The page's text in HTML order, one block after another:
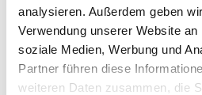
analysieren. Außerdem geben
Verwendung unserer Website
soziale Medien, Werbung und
Partner führen diese
weiteren Daten zusammen, die